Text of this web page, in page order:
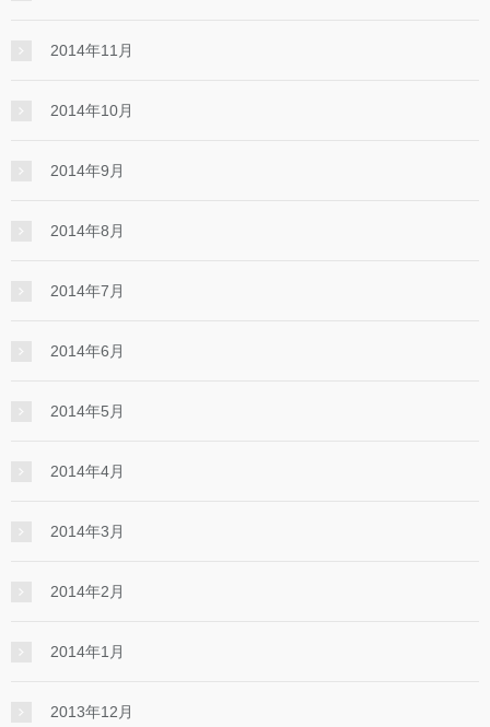
2014年11月
2014年10月
2014年9月
2014年8月
2014年7月
2014年6月
2014年5月
2014年4月
2014年3月
2014年2月
2014年1月
2013年12月